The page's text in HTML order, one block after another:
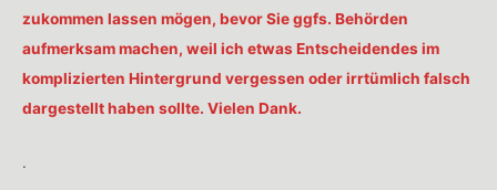
zukommen lassen mögen, bevor Sie ggfs. Behörden
aufmerksam machen, weil ich etwas Entscheidendes im
komplizierten Hintergrund vergessen oder irrtümlich falsch
dargestellt haben sollte. Vielen Dank.
.